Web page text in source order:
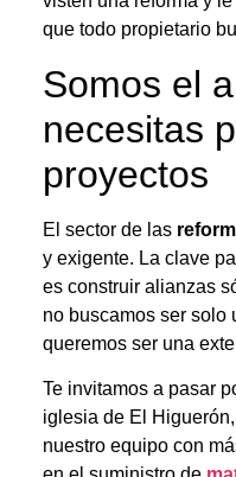
que todo propietario
Somos el
necesitas
proyectos
El sector de las
y exigente. La clave
es construir alianzas
no buscamos ser solo
queremos ser una
Te invitamos a pasar
iglesia de El
nuestro equipo con